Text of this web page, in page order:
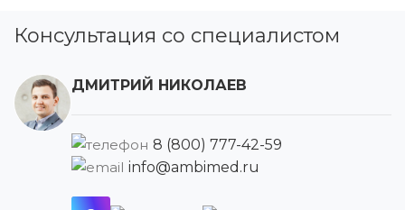
Консультация со специалистом
ДМИТРИЙ НИКОЛАЕВ
8 (800) 777-42-59
info@ambimed.ru